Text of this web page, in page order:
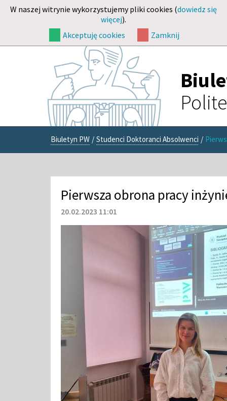
W naszej witrynie wykorzystujemy pliki cookies (dowiedz się
więcej).
Akceptuję cookies
Zamknij
Biuletyn PW / Studenci Doktoranci Absolwenci /
Pierwsza obrona pracy
20.02.2023 11:01